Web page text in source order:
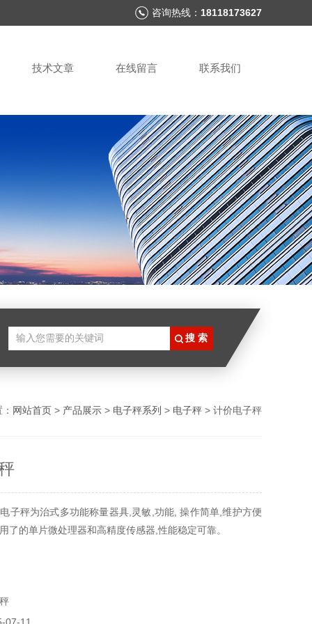
咨询热线： 18118173627
技术文章 在线留言 联系我们
网站首页 > 产品展示 > 电子秤系列 > 电子秤 > 计价电子秤
子秤为治式多功能称量器具,灵敏,功能, 操作简单,维护方便
了的单片微处理器和高精度传感器,性能稳定可靠。